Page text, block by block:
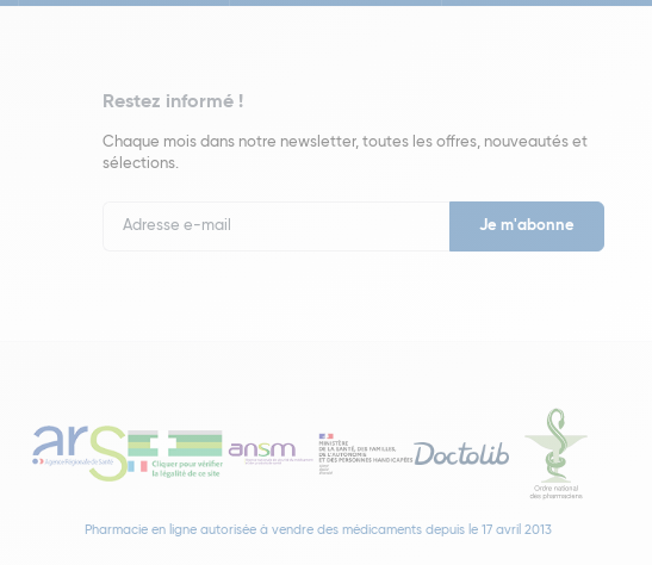
Restez informé !
Chaque mois dans notre newsletter, toutes les offres, nouveautés et
sélections.
Newsletter
Pharmacie en ligne autorisée à vendre des médicaments depuis le 17 avril 2013